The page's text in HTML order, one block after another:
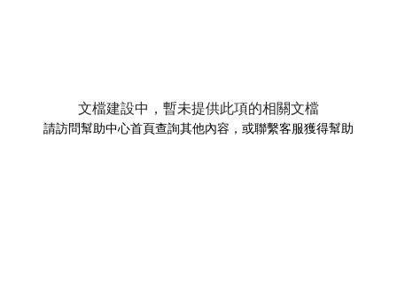
文檔建設中，暫未提供此項的相關文檔
請訪問幫助中心首頁查詢其他內容，或聯繫客服獲得幫助